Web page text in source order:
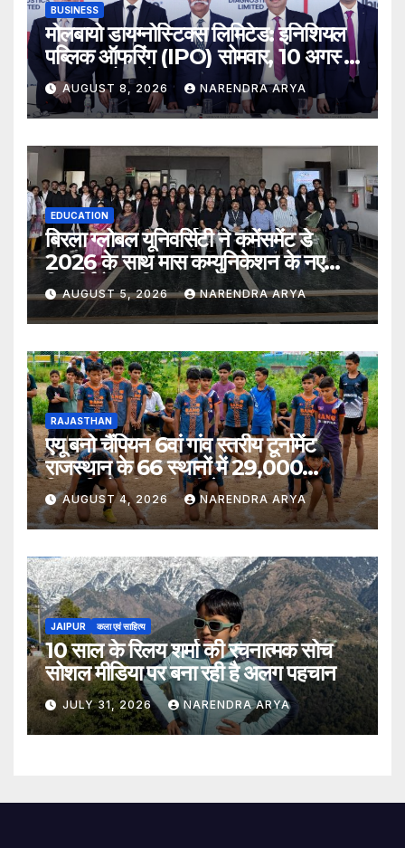
BUSINESS
मोलबायो डायग्नोस्टिक्स लिमिटेड: इनिशियल
पब्लिक ऑफरिंग (IPO) सोमवार, 10 अगस्त,
2026 को खुलेगा
AUGUST 8, 2026 NARENDRA ARYA
EDUCATION
बिरला ग्लोबल यूनिवर्सिटी ने कमेंसमेंट डे
2026 के साथ मास कम्युनिकेशन के नए
विद्यार्थियों का किया स्वागत
AUGUST 5, 2026 NARENDRA ARYA
RAJASTHAN
एयू बनो चैंपियन 6वां गांव स्तरीय टूर्नामेंट
राजस्थान के 66 स्थानों में 29,000
खिलाड़ियों की भागीदारी के साथ संपन्न हुआ
AUGUST 4, 2026 NARENDRA ARYA
JAIPUR कला एवं साहित्य
10 साल के रिलय शर्मा की रचनात्मक सोच
सोशल मीडिया पर बना रही है अलग पहचान
JULY 31, 2026 NARENDRA ARYA